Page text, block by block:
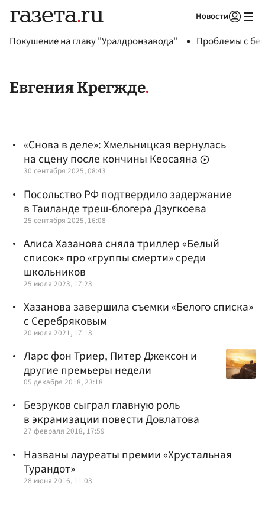
Новости
Покушение на главу "Уралдронзавода" Проблемы с
Евгения Крегжде
«Снова в деле»: Хмельницкая вернулась
на сцену после кончины Кеосаяна
30 сентября 2025, 08:43
Посольство РФ подтвердило задержание
в Таиланде треш-блогера Дзугкоева
25 сентября 2025, 16:08
Алиса Хазанова сняла триллер «Белый
список» про «группы смерти» среди
школьников
25 июля 2023, 17:23
Хазанова завершила съемки «Белого списка»
с Серебряковым
20 июля 2021, 17:18
Ларс фон Триер, Питер Джексон и
другие премьеры недели
05 декабря 2018, 23:18
Безруков сыграл главную роль
в экранизации повести Довлатова
27 февраля 2018, 17:59
Названы лауреаты премии «Хрустальная
Турандот»
28 июня 2016, 11:03